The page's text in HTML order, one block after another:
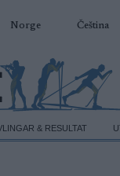
Norge Čeština
& RESULTAT